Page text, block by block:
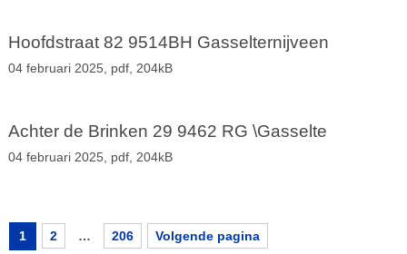
Hoofdstraat 82 9514BH Gasselternijveen
04 februari 2025, pdf, 204kB
Achter de Brinken 29 9462 RG \Gasselte
04 februari 2025, pdf, 204kB
1 2 … 206 Volgende pagina